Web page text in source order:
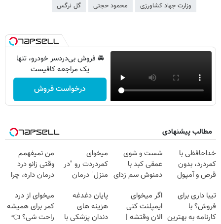
وزارت جهاد کشاورزی محمود حجتی گل نرگس
🚘 فروش بی‌دردسر خودرو، تنها
یک مراجعه کافیست
درخواست فروش
مطالب پیشنهادی
خداحافظی با
کمردرد، بدون
قرص و آمپول
شست و شوی
عمقی کبد با
دمنوش سم زدای
میخوای
کمردردت رو "در
منزل" درمان
◂پرسش‌نامه)
من نمیفهمم
وقتی زانو درد
درمان داره، چرا
تحمل میکنی؟❗
تیبا داری برای
فروش؟ با
کارنامه به بهترین
اگر میخوای
ایمپلنت کنی
الان وقتشه |
پایان دغدغه
هزینه های
دندان پزشکی با
میخوای از درد
کمر برای همیشه
راحت شی؟ 👈